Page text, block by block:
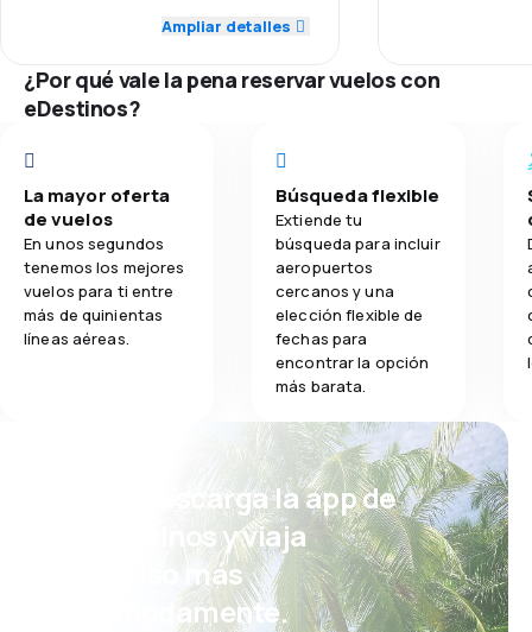
4.0
Red de conexiones 4.0
Comodidad de viaje 4.0
Transporte de equipaje 4.0
Comidas 4.0
Ampliar detalles
Comodidad
Transporte
¿Por qué vale la pena reservar vuelos con
eDestinos?
La mayor oferta
de vuelos
En unos segundos
tenemos los mejores
vuelos para ti entre
más de quinientas
líneas aéreas.
Búsqueda flexible
Extiende tu
búsqueda para incluir
aeropuertos
cercanos y una
elección flexible de
fechas para
encontrar la opción
más barata.
¡Eh! Descarga la app de
eDestinos y viaja
incluso más
cómodamente.